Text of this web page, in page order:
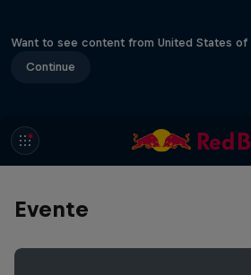
Want to see content from United States of
Continue
Evente